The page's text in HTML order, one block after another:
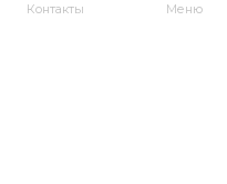
Контакты Меню